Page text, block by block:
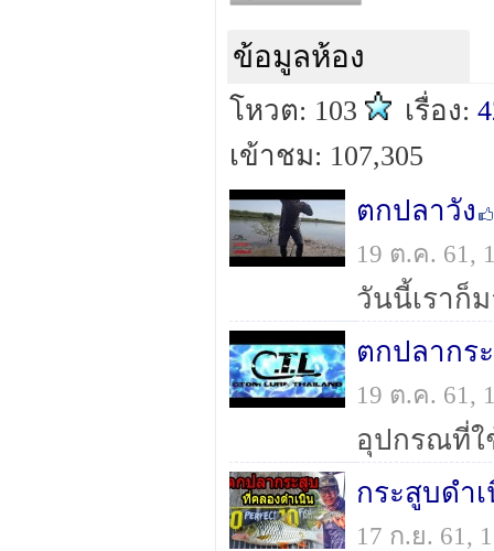
ข้อมูลห้อง
โหวต: 103 เรื่อง:
เข้าชม: 107,305
ตกปลาวัง
19 ต.ค. 61,
ตกปลากร
19 ต.ค. 61,
กระสูบดำ
17 ก.ย. 61,